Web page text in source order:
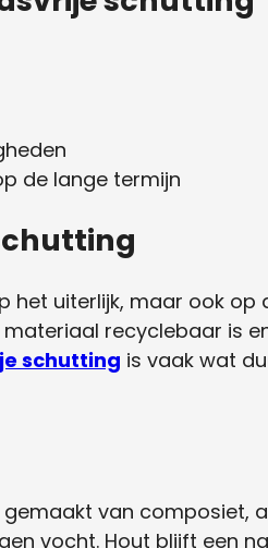
de lange termijn
het uiterlijk, maar ook op
recyclebaar is
schutting is vaak wat
van composiet,
vocht. Hout blijft een